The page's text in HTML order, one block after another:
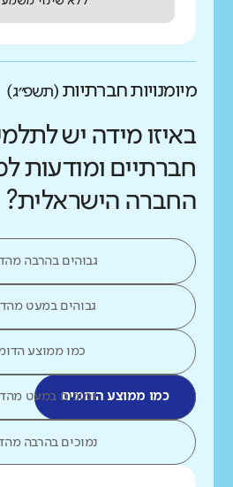
מיומנויות חברתיות (תשפ״ג)
באיזו מידה יש
חברתיים ומודעות
החברה הישראלית?
גבוהים בהרבה
גבוהים במעט
כמו ממוצע
כמו ממוצע הדומיםנמוכים במעט
נמוכים בהרבה